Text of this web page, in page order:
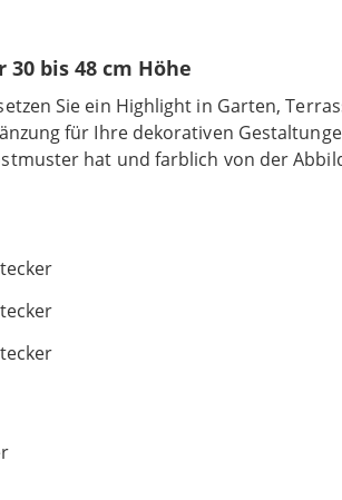
bis 48 cm Höhe
Sie ein Highlight in Garten,
für Ihre dekorativen
hat und farblich von der